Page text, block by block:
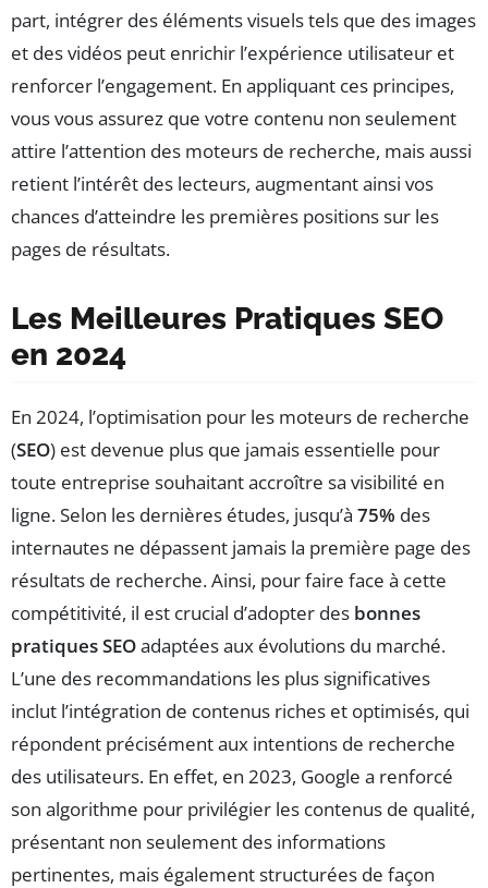
part, intégrer des éléments visuels tels que des images
et des vidéos peut enrichir l’expérience utilisateur et
renforcer l’engagement. En appliquant ces principes,
vous vous assurez que votre contenu non seulement
attire l’attention des moteurs de recherche, mais aussi
retient l’intérêt des lecteurs, augmentant ainsi vos
chances d’atteindre les premières positions sur les
pages de résultats.
Les Meilleures Pratiques SEO
en 2024
En 2024, l’optimisation pour les moteurs de recherche
(SEO) est devenue plus que jamais essentielle pour
toute entreprise souhaitant accroître sa visibilité en
ligne. Selon les dernières études, jusqu’à 75% des
internautes ne dépassent jamais la première page des
résultats de recherche. Ainsi, pour faire face à cette
compétitivité, il est crucial d’adopter des bonnes
pratiques SEOadaptées aux évolutions du marché.
L’une des recommandations les plus significatives
inclut l’intégration de contenus riches et optimisés, qui
répondent précisément aux intentions de recherche
des utilisateurs. En effet, en 2023, Google a renforcé
son algorithme pour privilégier les contenus de qualité,
présentant non seulement des informations
pertinentes, mais également structurées de façon